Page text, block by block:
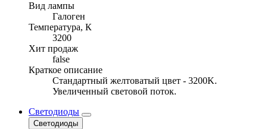
Вид лампы
Галоген
Температура, К
3200
Хит продаж
false
Краткое описание
Стандартный желтоватый цвет - 3200K.
Увеличенный световой поток.
Светодиоды
Светодиоды